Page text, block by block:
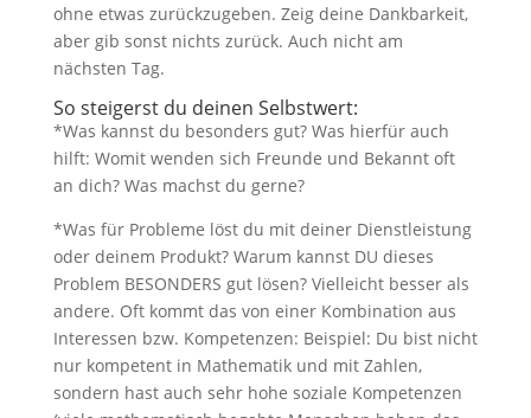
ohne etwas zurückzugeben. Zeig deine Dankbarkeit,
aber gib sonst nichts zurück. Auch nicht am
nächsten Tag.
So steigerst du deinen Selbstwert:
*Was kannst du besonders gut? Was hierfür auch
hilft: Womit wenden sich Freunde und Bekannt oft
an dich? Was machst du gerne?
*Was für Probleme löst du mit deiner Dienstleistung
oder deinem Produkt? Warum kannst DU dieses
Problem BESONDERS gut lösen? Vielleicht besser als
andere. Oft kommt das von einer Kombination aus
Interessen bzw. Kompetenzen: Beispiel: Du bist nicht
nur kompetent in Mathematik und mit Zahlen,
sondern hast auch sehr hohe soziale Kompetenzen